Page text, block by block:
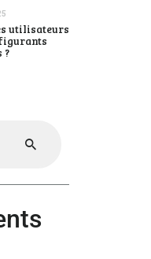
utilisateurs
?